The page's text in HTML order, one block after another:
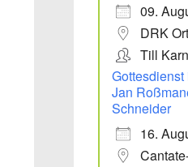
Office 365
09.
DRK
Till
Jan
Schneider
16.